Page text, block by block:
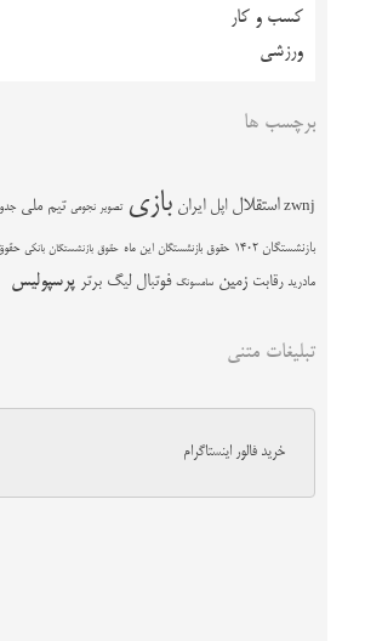
کسب و کار
ورزشی
برچسب ها
zwnj استقلال اپل ایران بازی تصویر نجومی تیم ملی
بازنشستگان 1402 حقوق بازنشستگان این ماه حقوق بازنشستگان بانکی
مادرید رقابت زمین سامسونگ فوتبال لیگ برتر پرسپولیس
تبلیغات متنی
خرید فالور اینستاگرام